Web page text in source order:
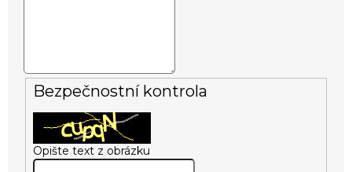
Bezpečnostní kontrola
Opište text z obrázku